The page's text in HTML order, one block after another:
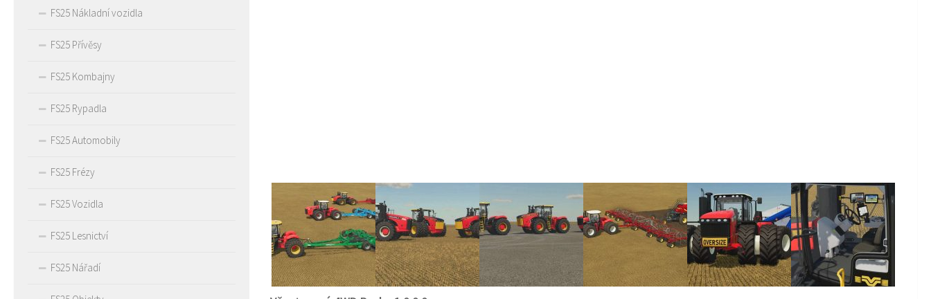
FS25 Nákladní vozidla
FS25 Přívěsy
FS25 Kombajny
FS25 Rypadla
FS25 Automobily
FS25 Frézy
FS25 Vozidla
FS25 Lesnictví
FS25 Nářadí